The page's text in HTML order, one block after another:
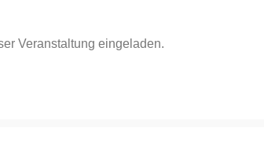
Veranstaltung eingeladen.